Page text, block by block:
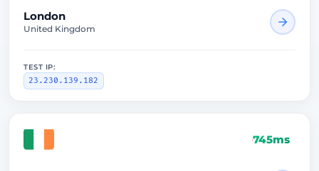
London
United Kingdom
TEST IP:
23.230.139.182
745ms